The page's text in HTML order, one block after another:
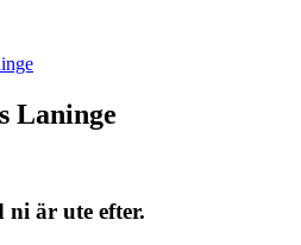
Laninge
är ute efter.